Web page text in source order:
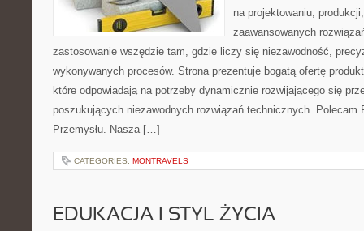
na projektowaniu,
zaawansowanych
zastosowanie wszędzie tam, gdzie liczy się niezawodność,
wykonywanych procesów. Strona prezentuje bogatą ofertę
które odpowiadają na potrzeby dynamicznie rozwijającego się
poszukujących niezawodnych rozwiązań technicznych. Polecam
Przemysłu. Nasza […]
CATEGORIES: MONTRAVELS
EDUKACJA I STYL ŻYCIA